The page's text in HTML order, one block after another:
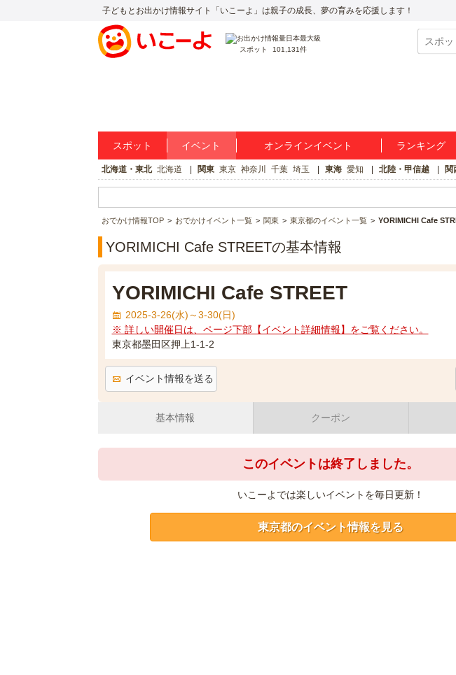
子どもとお出かけ情報サイト「いこーよ」は親子の成長、夢の育みを応援します！
スポット 101,131件
スポット イベント オンラインイベント ランキング
北海道・東北 北海道 関東 東京 神奈川 千葉 埼玉 東海 愛知 北陸・甲信越 関
おでかけ情報TOP おでかけイベント一覧 関東 東京都のイベント一覧 YORIMICHI Cafe
YORIMICHI Cafe STREETの基本情報
YORIMICHI Cafe STREET
2025-3-26(水)～3-30(日)
※ 詳しい開催日は、ページ下部【イベント詳細情報】をご覧ください。
東京都墨田区押上1-1-2
イベント情報を送る
基本情報 クーポン
このイベントは終了しました。
いこーよでは楽しいイベントを毎日更新！
東京都のイベント情報を見る